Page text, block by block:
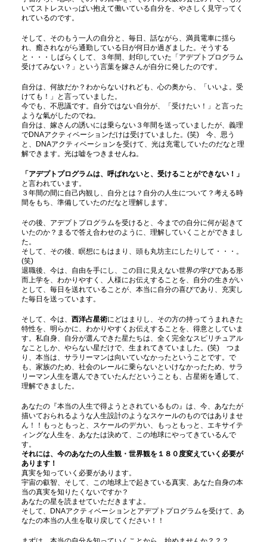
いてストレスいっぱい抱えて働いている自分を、やさしく見守ってく
れているのです。
そして、そのもう一人の自分と、毎日、話ながら、満員電車に揺ら
れ、癒されながら通勤している日が何日か過ぎました。そうする
と・・・しばらくして、３年間、封印していた「アデプトプログラム
受けてみない？」という言葉を嫁さんが自分に発したのです。
自分は、何故だか？わからないけれども、心の奥から、「いいよ。受
けても！」と言っていました。
今でも、不思議です。自分ではない自分が、「受けたい！」と言った
ような氣がしたのでね。
自分は、嫁さんの誘いには乗らない３年間を送っていましたが、義理
でDNAアクティベーションだけは受けていました。(笑) 今、思う
と、DNAアクティベーションを受けて、光は充電していたのだなと理
解できます。光は嘘をつきませんね。
「アデプトプログラムは、呼ばれないと、受けることができない！」
と言われています。
３年間の間に自己内観し、自分とは？自分の人生について？考える時
間をもち、準備していたのだなと理解します。
その後、アデプトプログラムを受けると、今までの自分に何が起きて
いたのか？まるで答え合わせのように、理解していくことができまし
た。
そして、その後、瞑想にもはまり、頭も丸坊主にしたりして・・・。
(笑)
退職後、今は、自由を手にし、この目に見えない世界の学びである形
而上学を、わかりやすく、人様にお伝えすることを、自分の生きがい
として、毎日を送れていることが、本当に自分の喜びであり、充実し
た毎日を送っています。
そして、今は、西洋占星術にどはまりし、その方の持ってうまれきた
特性を、明らかに、わかりやすくお伝えすることを、得意としていま
す。私自身、自分が選んできた星たちは、全く完全なスピリチュアル
なことしか、やらない星だけで、生まれてきていました。(笑) つま
り、本当は、サラリーマンは向いていなかったということです。で
も、家族のため、社会のレールに乗らないといけなかったため、サラ
リーマン人生を選んできていたんだということも、占星術を通して、
理解できました。
あなたの『本当の人生で得ようとされているもの』は、今、あなたが
描いておられるような人生設計のようなスケールのものではありませ
ん！！もっともっと、スケールのデカい、もっともっと、エキサイテ
ィングな人生を、あなたは決めて、この地球にやってきているんで
す。
それには、今のあなたの人生観・世界観を１８０度変えていく必要が
あります！
真実を知っていく必要があります。
宇宙の叡智、そして、この地球上で起きている真実、あなた自身の本
当の真実を知りたくないですか？
あなたの星を読ませていただきますよ。
そして、DNAアクティベーションとアデプトプログラムを受けて、あ
なたの本当の人生を取り戻してください！！